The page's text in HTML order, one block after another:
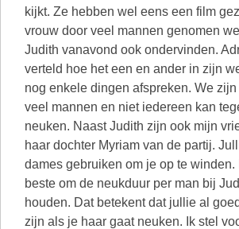
kijkt. Ze hebben wel eens een film
vrouw door veel mannen genomen
Judith vanavond ook ondervinden.
verteld hoe het een en ander in zijn
nog enkele dingen afspreken. We zijn
veel mannen en niet iedereen kan
neuken. Naast Judith zijn ook mijn
haar dochter Myriam van de partij.
dames gebruiken om je op te winden.
beste om de neukduur per man bij
houden. Dat betekent dat jullie al
zijn als je haar gaat neuken. Ik stel